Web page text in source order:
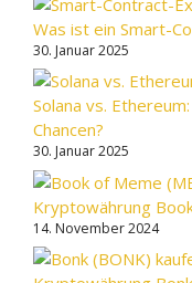
Was ist ein Smart-
30. Januar 2025
Solana vs.
Chancen?
30. Januar 2025
Kryptowährung
14. November 2024